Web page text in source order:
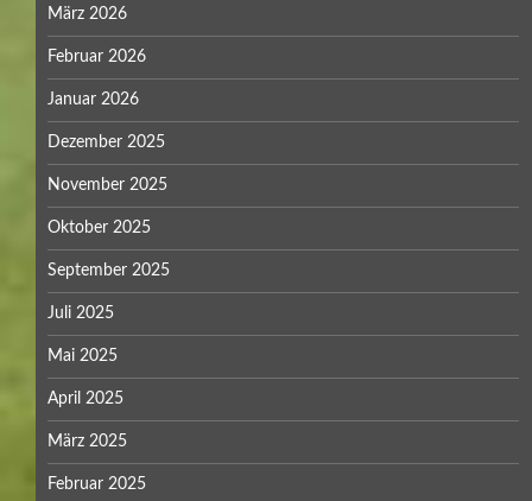
März 2026
Februar 2026
Januar 2026
Dezember 2025
November 2025
Oktober 2025
September 2025
Juli 2025
Mai 2025
April 2025
März 2025
Februar 2025